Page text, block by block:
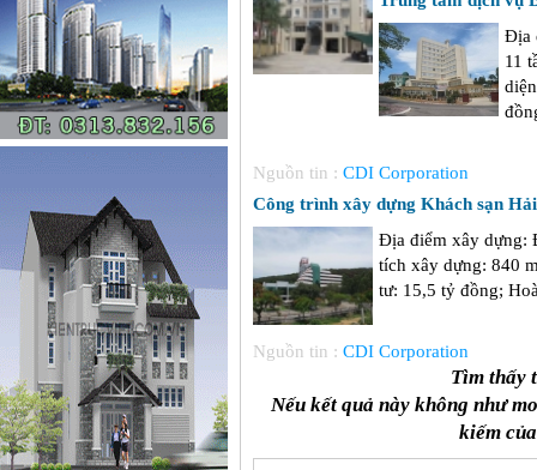
Địa
11
Nguồn tin : CDI Corporation
Công trình xây dựng Khách sạn
Địa điểm xây dựng:
tích xây dựng: 840
tư: 15,5 tỷ đồng;
Nguồn tin : CDI Corporation
Tìm thấy
Nếu kết quả này không như
kiếm